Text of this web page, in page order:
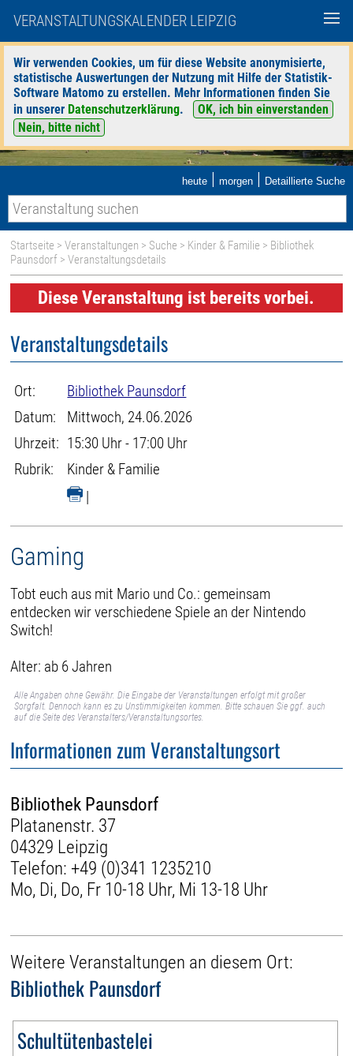
VERANSTALTUNGSKALENDER LEIPZIG
Wir verwenden Cookies, um für diese Website anonymisierte,
statistische Auswertungen der Nutzung mit Hilfe der Statistik-
Software Matomo zu erstellen. Mehr Informationen finden Sie
in unserer Datenschutzerklärung.
OK, ich bin einverstanden
Nein, bitte nicht
heute | morgen | Detaillierte Suche
Startseite >Veranstaltungen > Suche > Kinder & Familie > Bibliothek
Paunsdorf > Veranstaltungsdetails
Diese Veranstaltung ist bereits vorbei.
Veranstaltungsdetails
Ort:
Bibliothek Paunsdorf
Datum:
Mittwoch, 24.06.2026
Uhrzeit: 15:30 Uhr - 17:00 Uhr
Rubrik:
Kinder & Familie
|
Gaming
Tobt euch aus mit Mario und Co.: gemeinsam
entdecken wir verschiedene Spiele an der Nintendo
Switch!
Alter: ab 6 Jahren
Alle Angaben ohne Gewähr. Die Eingabe der Veranstaltungen erfolgt mit großer
Sorgfalt. Dennoch kann es zu Unstimmigkeiten kommen. Bitte schauen Sie ggf. auch
auf die Seite des Veranstalters/Veranstaltungsortes.
Informationen zum Veranstaltungsort
Bibliothek Paunsdorf
Platanenstr. 37
04329 Leipzig
Telefon: +49 (0)341 1235210
Mo, Di, Do, Fr 10-18 Uhr, Mi 13-18 Uhr
Weitere Veranstaltungen an diesem Ort:
Bibliothek Paunsdorf
Schultütenbastelei